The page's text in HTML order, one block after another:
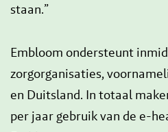
staan.”
Embloom ondersteunt
zorgorganisaties,
en Duitsland. In totaal
per jaar gebruik van de e-